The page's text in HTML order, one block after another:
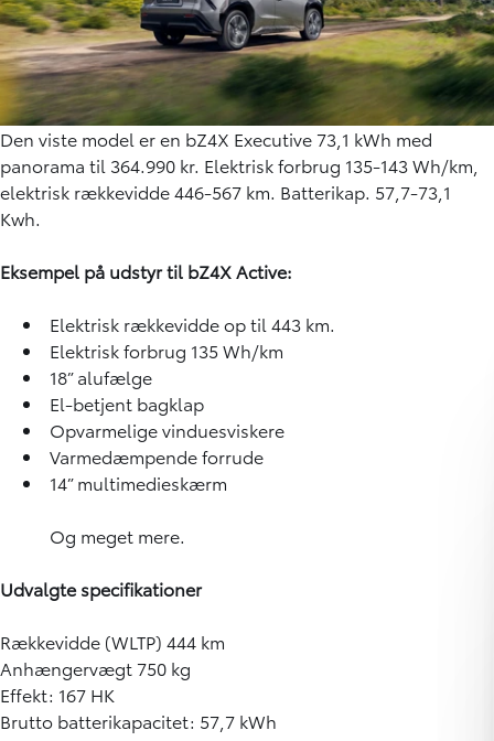
Den viste model er en bZ4X Executive 73,1 kWh med
panorama til 364.990 kr. Elektrisk forbrug 135-143 Wh/km,
elektrisk rækkevidde 446-567 km. Batterikap. 57,7-73,1
Kwh.
Eksempel på udstyr til bZ4X Active:
Elektrisk rækkevidde op til 443 km.
Elektrisk forbrug 135 Wh/km
18” alufælge
El-betjent bagklap
Opvarmelige vinduesviskere
Varmedæmpende forrude
14” multimedieskærm
Og meget mere.
Udvalgte specifikationer
Rækkevidde (WLTP) 444 km
Anhængervægt 750 kg
Effekt: 167 HK
Brutto batterikapacitet: 57,7 kWh